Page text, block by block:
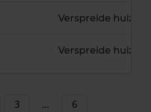
Verspreide huizen
Verspreide huizen
3 ... 6